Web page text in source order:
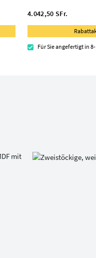
4.042,50 SFr.
Für Sie angefertigt in